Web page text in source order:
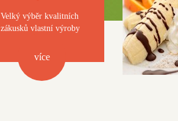
Velký výběr kvalitní­ch
zákusků vlastní výroby
ví­ce